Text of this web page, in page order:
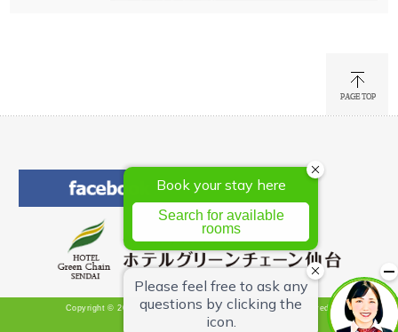
Copyright © 2026 Hotel Green Chain Sendai All Rights Reserved.